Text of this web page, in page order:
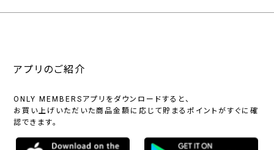
アプリのご紹介
ONLY MEMBERSアプリをダウンロードすると、
お買い上げいただいた商品金額に応じて貯まるポイントがすぐに確
認できます。